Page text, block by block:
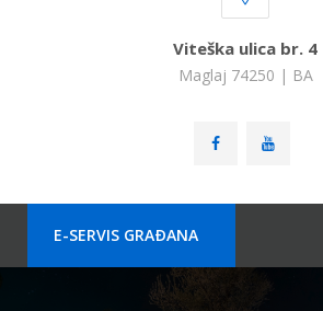
Viteška ulica br. 4
Maglaj 74250 | BA
E-SERVIS GRAÐANA